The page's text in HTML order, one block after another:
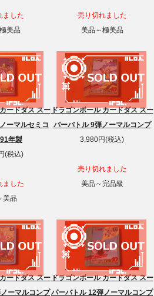
ました
美品
売り切れました
美品～極美品
ードダス スー
ーマルセミコ
年製
(税込)
ました
美品
ドラゴンボール カードダス スー
パーバトル 9弾ノーマルコンプ
3,980円(税込)
売り切れました
美品～完品級
ードダス スー
ーマルコンプ
ドラゴンボール カードダス スー
パーバトル 12弾ノーマルコンプ